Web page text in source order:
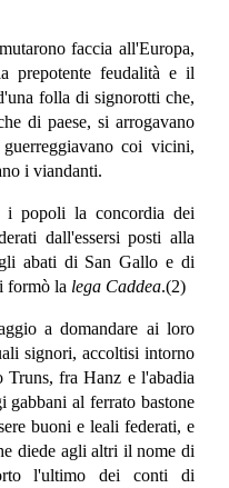
faccia all'Europa,
prepotente feudalità e il
folla di signorotti che,
di paese, si arrogavano
coi vicini,
i viandanti.
i popoli la concordia dei
dall'essersi posti alla
abati di San Gallo e di
formò la lega Caddea.(2)
a domandare ai loro
signori, accoltisi intorno
Truns, fra Hanz e l'abadia
gabbani al ferrato bastone
buoni e leali federati, e
diede agli altri il nome di
l'ultimo dei conti di